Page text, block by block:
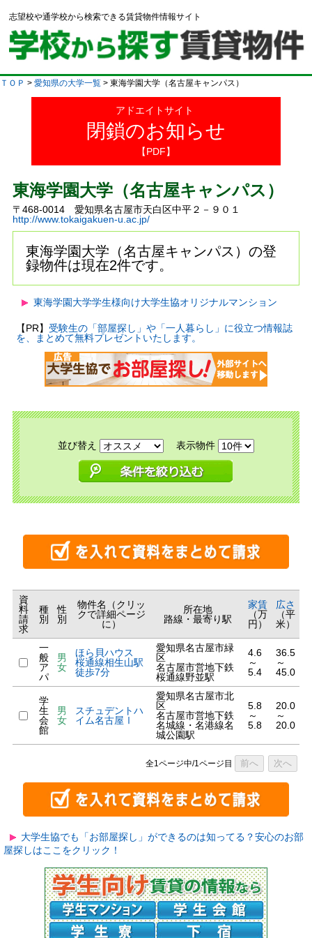
志望校や通学校から検索できる賃貸物件情報サイト
ＴＯＰ > 愛知県の大学一覧 > 東海学園大学（名古屋キャンパス）
アドエイトサイト
閉鎖のお知らせ
【PDF】
東海学園大学（名古屋キャンパス）
〒468-0014 愛知県名古屋市天白区中平２－９０１
http://www.tokaigakuen-u.ac.jp/
東海学園大学（名古屋キャンパス）の登
録物件は現在2件です。
東海学園大学学生様向け大学生協オリジナルマンション
【PR】 受験生の「部屋探し」や「一人暮らし」に役立つ情報誌
を、まとめて無料プレゼントいたします。
並び替え 表示物件
資
料
請
求
種
別
性
別
物件名（クリッ
クで詳細ページ
に）
所在地
路線・最寄り駅
家賃
（万
円）
広さ
（平
米）
一
般
ア
パ
男
女
ほら貝ハウス
桜通線相生山駅
徒歩7分
愛知県名古屋市緑
区
名古屋市営地下鉄
桜通線野並駅
4.6
～
5.4
36.5
～
45.0
学
生
会
館
男
女
スチュデントハ
イム名古屋Ⅰ
愛知県名古屋市北
区
名古屋市営地下鉄
名城線・名港線名
城公園駅
5.8
～
5.8
20.0
～
20.0
全1ページ中/1ページ目 前へ 次へ
大学生協でも「お部屋探し」ができるのは知ってる？安心のお部
屋探しはここをクリック！